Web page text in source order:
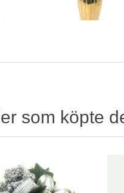
som köpte